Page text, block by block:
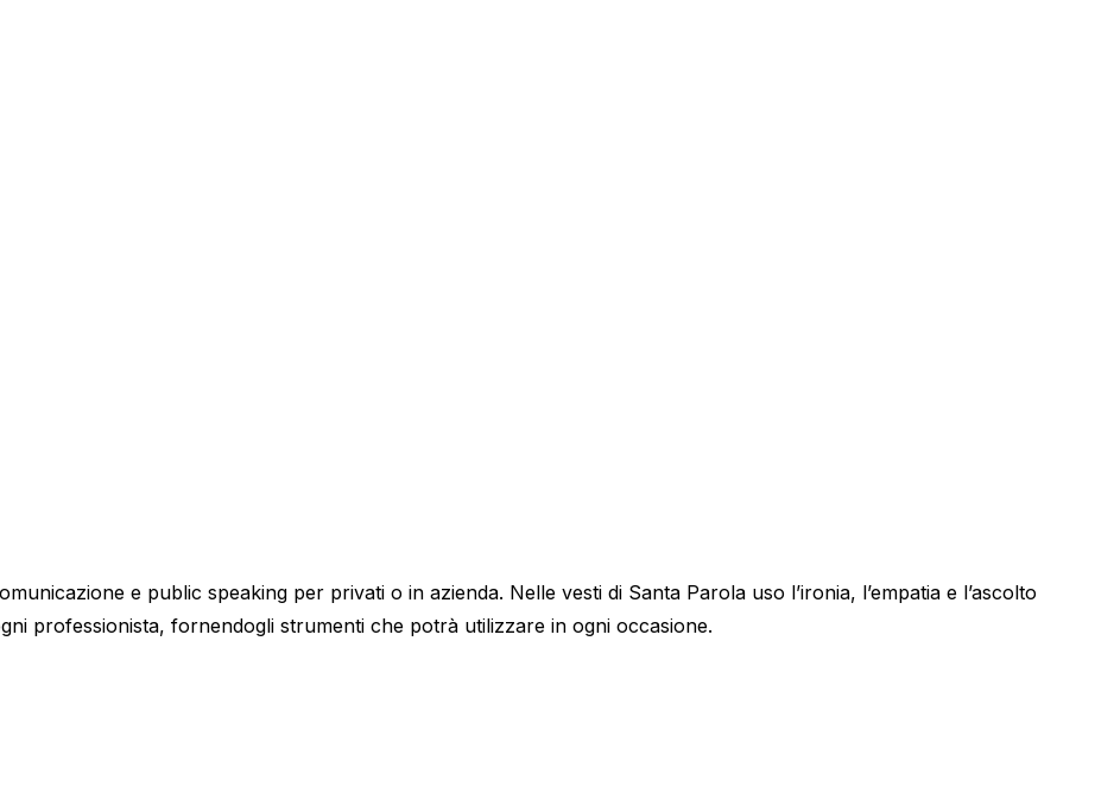
e public speaking per privati o in azienda. Nelle vesti di Santa Parola uso l’ironia, l’empatia e l’ascolto
professionista, fornendogli strumenti che potrà utilizzare in ogni occasione.